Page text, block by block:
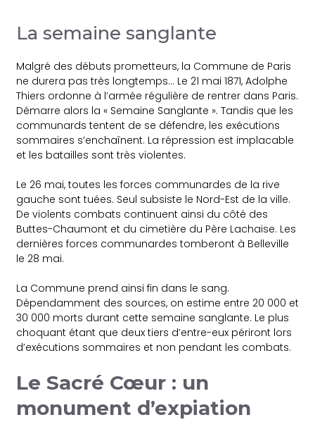
La semaine sanglante
Malgré des débuts prometteurs, la Commune de Paris
ne durera pas très longtemps… Le 21 mai 1871, Adolphe
Thiers ordonne à l’armée régulière de rentrer dans Paris.
Démarre alors la « Semaine Sanglante ». Tandis que les
communards tentent de se défendre, les exécutions
sommaires s’enchaînent. La répression est implacable
et les batailles sont très violentes.
Le 26 mai, toutes les forces communardes de la rive
gauche sont tuées. Seul subsiste le Nord-Est de la ville.
De violents combats continuent ainsi du côté des
Buttes-Chaumont et du cimetière du Père Lachaise. Les
dernières forces communardes tomberont à Belleville
le 28 mai.
La Commune prend ainsi fin dans le sang.
Dépendamment des sources, on estime entre 20 000 et
30 000 morts durant cette semaine sanglante. Le plus
choquant étant que deux tiers d’entre-eux périront lors
d’exécutions sommaires et non pendant les combats.
Le Sacré Cœur : un
monument d’expiation